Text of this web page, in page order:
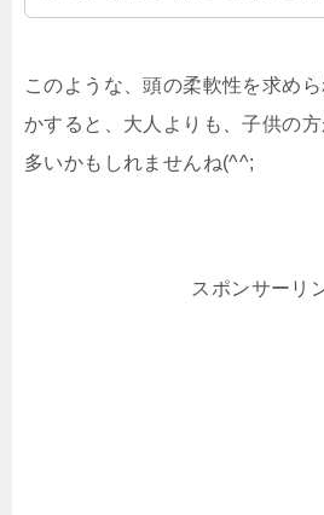
このような、頭の柔軟性を求め
かすると、大人よりも、子供の
多いかもしれませんね(^^;
スポンサーリ